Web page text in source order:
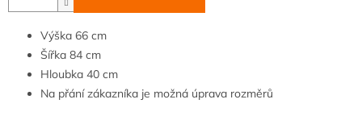
Výška 66 cm
Šířka 84 cm
Hloubka 40 cm
Na přání zákazníka je možná úprava rozměrů